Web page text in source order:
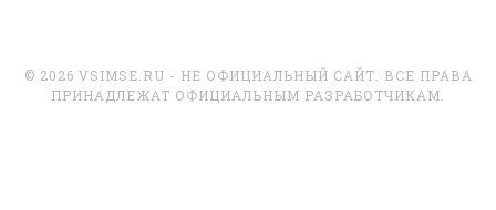
© 2026 VSIMSE.RU - НЕ ОФИЦИАЛЬНЫЙ САЙТ. ВСЕ ПРАВА
ПРИНАДЛЕЖАТ ОФИЦИАЛЬНЫМ РАЗРАБОТЧИКАМ.